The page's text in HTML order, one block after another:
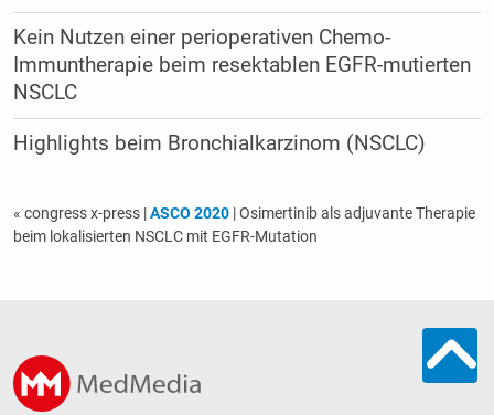
Kein Nutzen einer perioperativen Chemo-
Immuntherapie beim resektablen EGFR-mutierten
NSCLC
Highlights beim Bronchialkarzinom (NSCLC)
« congress x-press |ASCO 2020| Osimertinib als adjuvante Therapie
beim lokalisierten NSCLC mit EGFR-Mutation